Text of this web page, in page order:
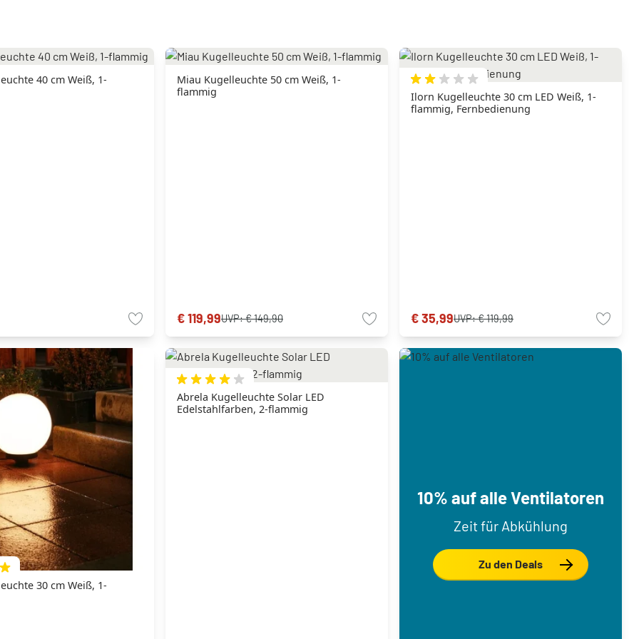
40 cm Weiß, 1-
Miau Kugelleuchte 50 cm Weiß, 1-
flammig
€ 119,99UVP:€ 149,90
Ilorn Kugelleuchte 30 cm LED Weiß, 1-
flammig, Fernbedienung
€ 35,99UVP:€ 119,99
30 cm Weiß, 1-
Abrela Kugelleuchte Solar LED
Edelstahlfarben, 2-flammig
10% auf alle Ventilatoren
Zeit für Abkühlung
Zu den Deals